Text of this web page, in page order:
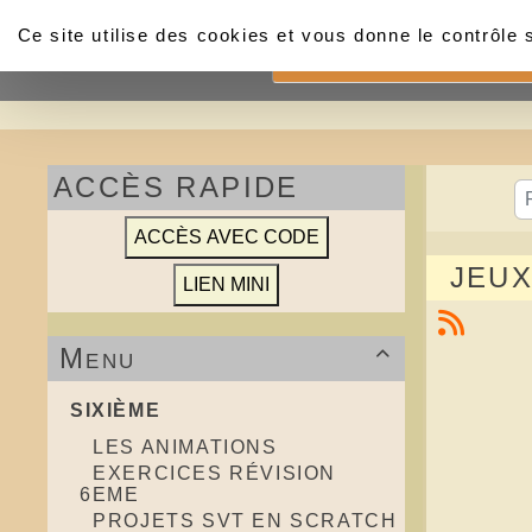
Accueil
ACCÈS RAPIDE

Menu
SIXIÈME
LES ANIMATIONS
EXERCICES RÉVISION
6EME
PROJETS SVT EN SCRATCH
Ce site utilise des cookies et vous donne le contrôle